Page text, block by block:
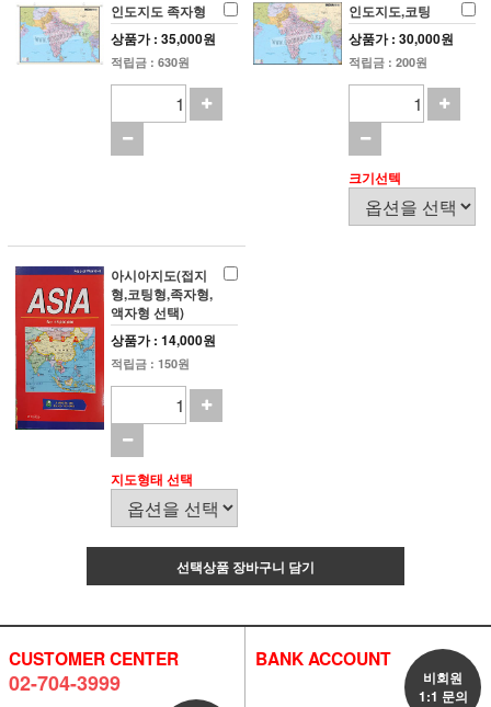
인도지도 족자형
상품가 : 35,000원
적립금 : 630원
인도지도,코팅
상품가 : 30,000원
적립금 : 200원
크기선텍
아시아지도(접지
형,코팅형,족자형,
액자형 선택)
상품가 : 14,000원
적립금 : 150원
지도형태 선택
선택상품 장바구니 담기
CUSTOMER CENTER
02-704-3999
BANK ACCOUNT
비회원
1:1 문의